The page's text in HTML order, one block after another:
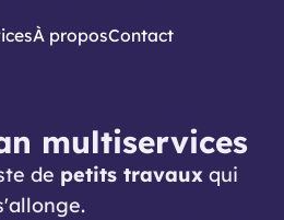
À proposContact
multiservices
de petits travaux qui